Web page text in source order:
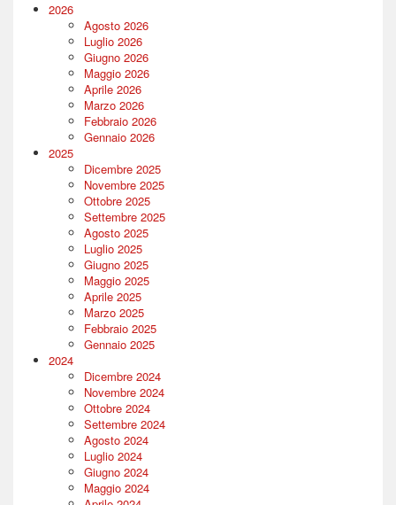
2026
Agosto 2026
Luglio 2026
Giugno 2026
Maggio 2026
Aprile 2026
Marzo 2026
Febbraio 2026
Gennaio 2026
2025
Dicembre 2025
Novembre 2025
Ottobre 2025
Settembre 2025
Agosto 2025
Luglio 2025
Giugno 2025
Maggio 2025
Aprile 2025
Marzo 2025
Febbraio 2025
Gennaio 2025
2024
Dicembre 2024
Novembre 2024
Ottobre 2024
Settembre 2024
Agosto 2024
Luglio 2024
Giugno 2024
Maggio 2024